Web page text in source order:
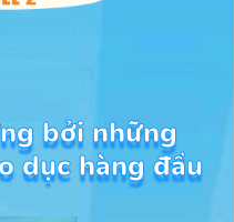
bởi những
dục hàng đầu